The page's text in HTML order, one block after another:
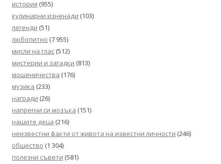
история (955)
кулинарни изненади (103)
легенди (51)
любопитно (7 955)
мисли на глас (512)
мистерии и загадки (813)
мошеничества (176)
музика (233)
награди (26)
напрегни си мозъка (151)
нашите деца (216)
неизвестни факти от живота на известни личности (246)
общество (1 304)
полезни съвети (581)